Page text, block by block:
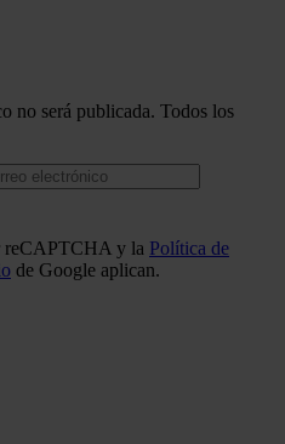
no será publicada. Todos los
reCAPTCHA y la Política de
de Google aplican.